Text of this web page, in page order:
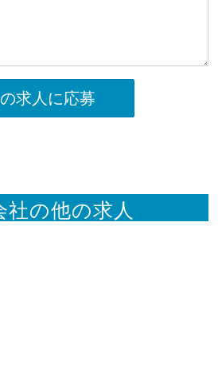
求人に応募
社の他の求人